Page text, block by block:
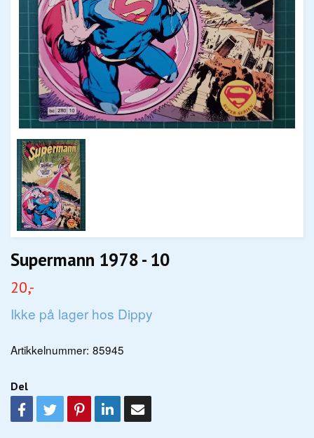
Supermann 1978 - 10
20,-
Ikke på lager hos Dippy
Artikkelnummer: 85945
Del